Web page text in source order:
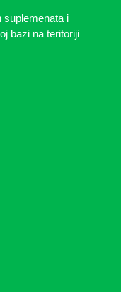
suplemenata i
bazi na teritoriji